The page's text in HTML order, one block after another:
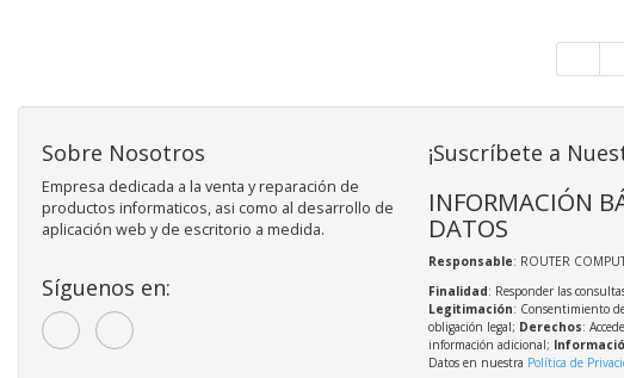
Sobre Nosotros
Empresa dedicada a la venta y reparación de
productos informaticos, asi como al desarrollo de
aplicación web y de escritorio a medida.
Síguenos en:
¡Suscríbete a
INFORMACIÓN
DATOS
Responsable: ROUTER
Finalidad: Responder las
Legitimación: Consentimiento
obligación legal; Derechos:
información adicional;
Datos en nuestra Política de